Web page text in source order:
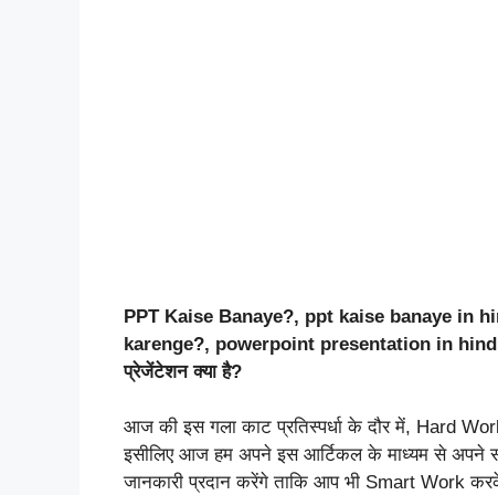
PPT Kaise Banaye?, ppt kaise banaye in
karenge?, powerpoint presentation in hindi,
प्रेजेंटेशन क्या है?
आज की इस गला काट प्रतिस्पर्धा के दौर में, Hard
इसीलिए आज हम अपने इस आर्टिकल के माध्यम से अपने
जानकारी प्रदान करेंगे ताकि आप भी Smart Work